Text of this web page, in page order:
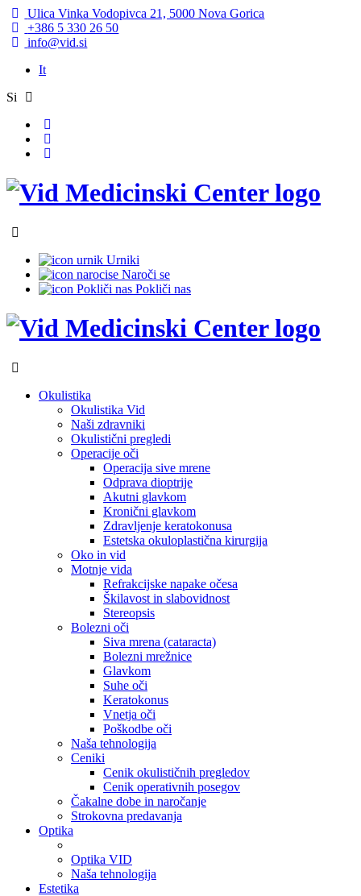
Ulica Vinka Vodopivca 21, 5000 Nova Gorica
+386 5 330 26 50
info@vid.si
It
Si
Urniki
Naroči se
Pokliči nas
Okulistika
Okulistika Vid
Naši zdravniki
Okulistični pregledi
Operacije oči
Operacija sive mrene
Odprava dioptrije
Akutni glavkom
Kronični glavkom
Zdravljenje keratokonusa
Estetska okuloplastična kirurgija
Oko in vid
Motnje vida
Refrakcijske napake očesa
Škilavost in slabovidnost
Stereopsis
Bolezni oči
Siva mrena (cataracta)
Bolezni mrežnice
Glavkom
Suhe oči
Keratokonus
Vnetja oči
Poškodbe oči
Naša tehnologija
Ceniki
Cenik okulističnih pregledov
Cenik operativnih posegov
Čakalne dobe in naročanje
Strokovna predavanja
Optika
Optika VID
Naša tehnologija
Estetika